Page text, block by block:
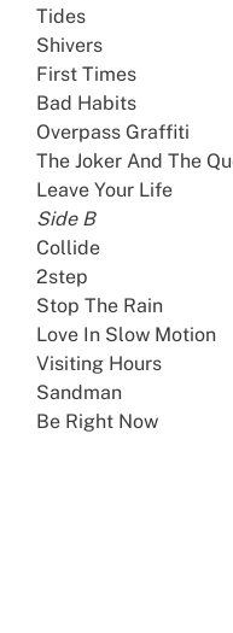
Tides
Shivers
First Times
Bad Habits
Overpass Graffiti
The Joker And The
Leave Your Life
Side B
Collide
2step
Stop The Rain
Love In Slow Motion
Visiting Hours
Sandman
Be Right Now